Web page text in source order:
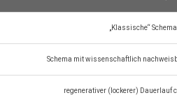
„Klassische“
Schema mit wissenschaftlich
regenerativer (lockerer) Dauerlauf